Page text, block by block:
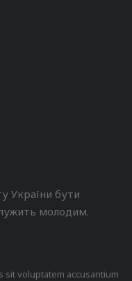
України бути
молодим.
sit voluptatem accusantium